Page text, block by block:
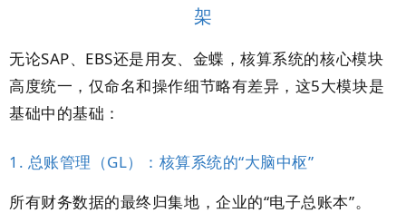
架
无论SAP、EBS还是用友、金蝶，核算系统的核心模块
高度统一，仅命名和操作细节略有差异，这5大模块是
基础中的基础：
1. 总账管理（GL）：核算系统的“大脑中枢”
所有财务数据的最终归集地，企业的“电子总账本”。